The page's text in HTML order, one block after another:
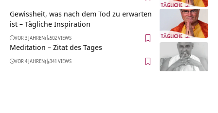
Gewissheit, was nach dem Tod zu erwarten
ist – Tägliche Inspiration
VOR 3 JAHREN 502 VIEWS
Meditation – Zitat des Tages
VOR 4 JAHREN 341 VIEWS